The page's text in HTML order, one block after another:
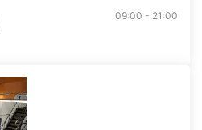
09:00 - 21:00